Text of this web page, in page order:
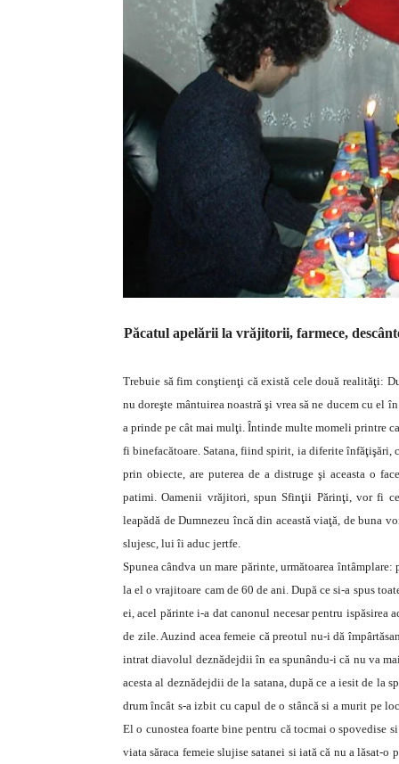
Păcatul apelării la vrăjitorii, farmece,
Trebuie să fim conştienţi că există cele două realităţi:
nu doreşte mântuirea noastră şi vrea să ne ducem cu el
a prinde pe cât mai mulţi. Întinde multe momeli printre
fi binefacătoare. Satana, fiind spirit, ia diferite înfăţişări,
prin obiecte, are puterea de a distruge şi aceasta o
patimi. Oamenii vrăjitori, spun Sfinţii Părinţi, vor fi
leapădă de Dumnezeu încă din această viaţă, de buna
slujesc, lui îi aduc jertfe.
Spunea cândva un mare părinte, următoarea
la el o vrajitoare cam de 60 de ani. După ce si-a spus
ei, acel părinte i-a dat canonul necesar pentru ispăsirea
de zile. Auzind acea femeie că preotul nu-i dă
intrat diavolul deznădejdii în ea spunându-i că nu va
acesta al deznădejdii de la satana, după ce a iesit de la
drum încât s-a izbit cu capul de o stâncă si a murit pe
El o cunostea foarte bine pentru că tocmai o spovedise
viata săraca femeie slujise satanei si iată că nu a lăsat-